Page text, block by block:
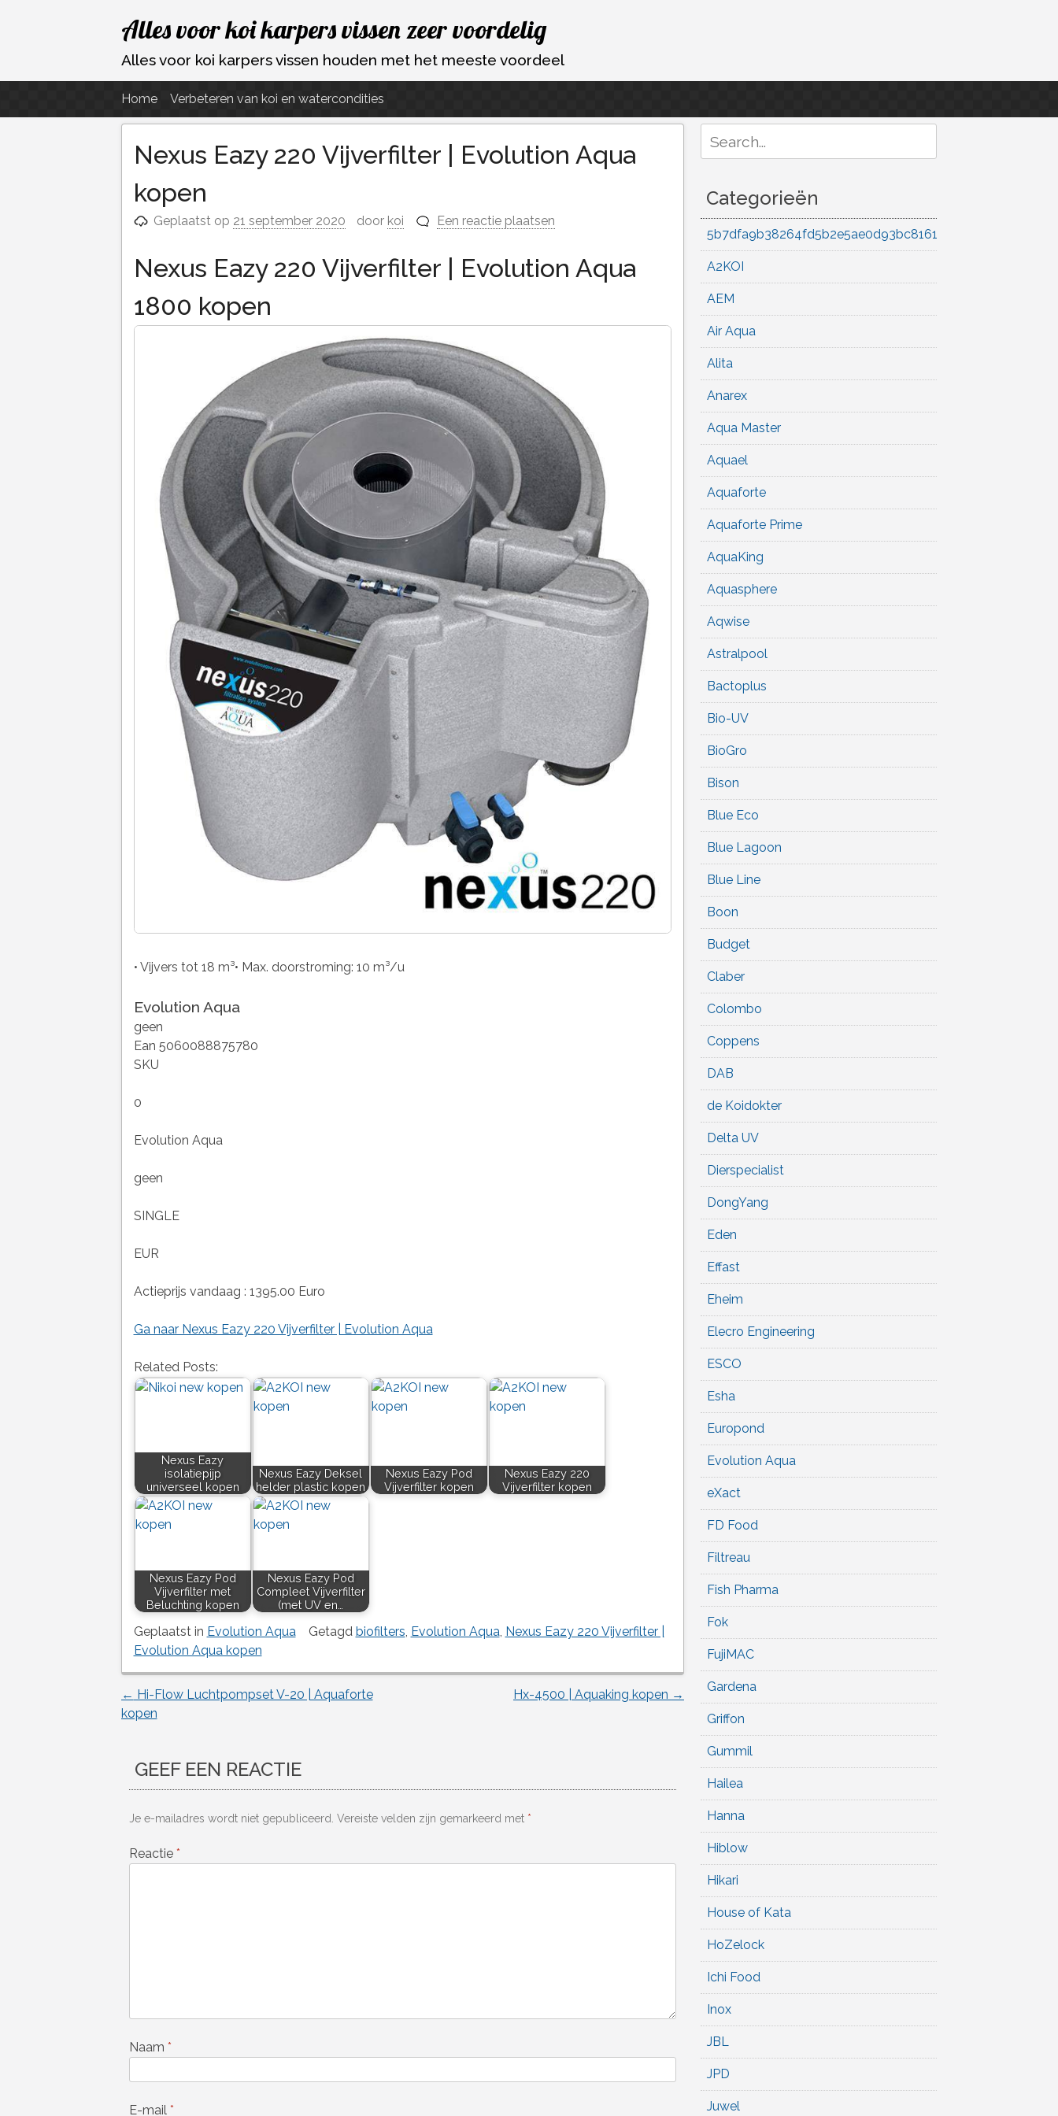
Ga
naar
de
Alles voor koi karpers vissen zeer voordelig
Alles voor koi karpers vissen houden met het meeste voordeel
Home Verbeteren van koi en watercondities
Nexus Eazy 220 Vijverfilter | Evolution Aqua
kopen
Geplaatst op 21 september 2020 door koi Een reactie plaatsen
Nexus Eazy 220 Vijverfilter | Evolution Aqua
1800 kopen
• Vijvers tot 18 m³• Max. doorstroming: 10 m³/u
Evolution Aqua
geen
Ean 5060088875780
SKU
0
Evolution Aqua
geen
SINGLE
EUR
Actieprijs vandaag : 1395.00 Euro
Ga naar Nexus Eazy 220 Vijverfilter | Evolution Aqua
Related Posts:
Nexus Eazy
isolatiepijp
universeel kopen
Nexus Eazy Deksel
helder plastic kopen
Nexus Eazy Pod
Vijverfilter kopen
Nexus Eazy 220
Vijverfilter kopen
Nexus Eazy Pod
Vijverfilter met
Beluchting kopen
Nexus Eazy Pod
Compleet Vijverfilter
(met UV en…
Geplaatst in Evolution Aqua Getagd biofilters, Evolution Aqua, Nexus Eazy 220 Vijverfilter |
Evolution Aqua kopen
Berichtnavigatie
← Hi-Flow Luchtpompset V-20 | Aquaforte
kopen
Hx-4500 | Aquaking kopen →
GEEF EEN REACTIE
Je e-mailadres wordt niet gepubliceerd. Vereiste velden zijn gemarkeerd met *
Reactie *
Naam *
E-mail *
for:
Categorieën
5b7dfa9b38264fd5b2e5ae0d93bc8161
A2KOI
AEM
Air Aqua
Alita
Anarex
Aqua Master
Aquael
Aquaforte
Aquaforte Prime
AquaKing
Aquasphere
Aqwise
Astralpool
Bactoplus
Bio-UV
BioGro
Bison
Blue Eco
Blue Lagoon
Blue Line
Boon
Budget
Claber
Colombo
Coppens
DAB
de Koidokter
Delta UV
Dierspecialist
DongYang
Eden
Effast
Eheim
Elecro Engineering
ESCO
Esha
Europond
Evolution Aqua
eXact
FD Food
Filtreau
Fish Pharma
Fok
FujiMAC
Gardena
Griffon
Gummil
Hailea
Hanna
Hiblow
Hikari
House of Kata
HoZelock
Ichi Food
Inox
JBL
JPD
Juwel